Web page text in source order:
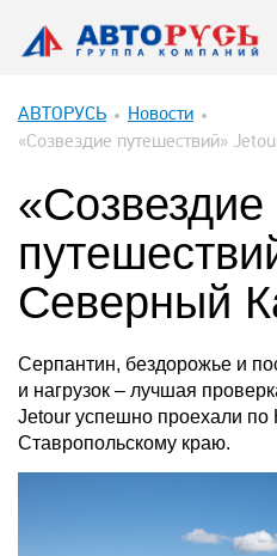
АВТОРУСЬ
Новости
«Созвездие путешествий»
«Созвездие
Северный
Серпантин, бездорожье и
и нагрузок – лучшая
Jetour успешно проехали по
Ставропольскому краю.